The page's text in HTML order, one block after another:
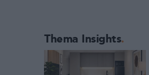
Thema Insights